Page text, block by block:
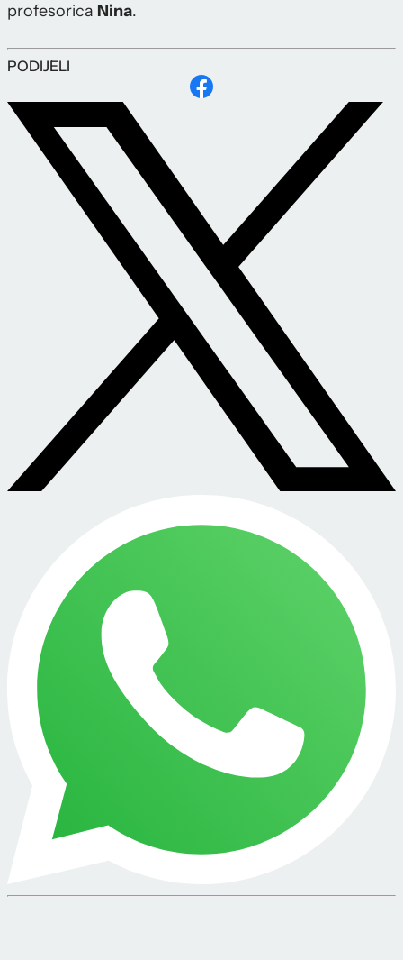
profesorica Nina.
PODIJELI